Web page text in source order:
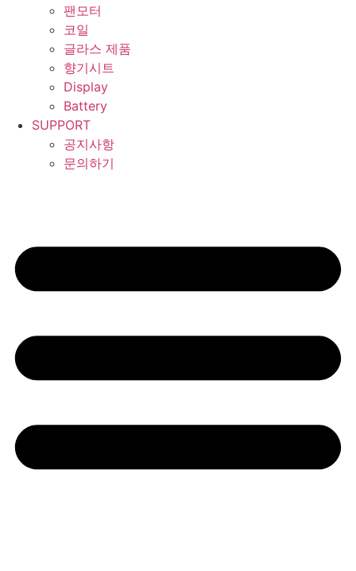
팬모터
코일
글라스 제품
향기시트
Display
Battery
SUPPORT
공지사항
문의하기